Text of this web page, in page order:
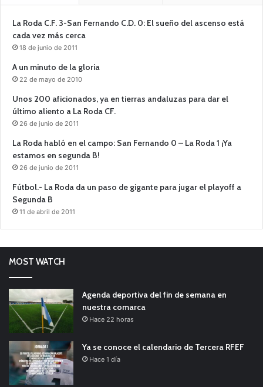
La Roda C.F. 3-San Fernando C.D. 0: El sueño del ascenso está
cada vez más cerca
18 de junio de 2011
A un minuto de la gloria
22 de mayo de 2010
Unos 200 aficionados, ya en tierras andaluzas para dar el
último aliento a La Roda CF.
26 de junio de 2011
La Roda habló en el campo: San Fernando 0 – La Roda 1 ¡Ya
estamos en segunda B!
26 de junio de 2011
Fútbol.- La Roda da un paso de gigante para jugar el playoff a
Segunda B
11 de abril de 2011
MOST WATCH
Agenda deportiva del fin de semana en
nuestra comarca
Hace 22 horas
Ya se conoce el calendario de Tercera RFEF
Hace 1 día